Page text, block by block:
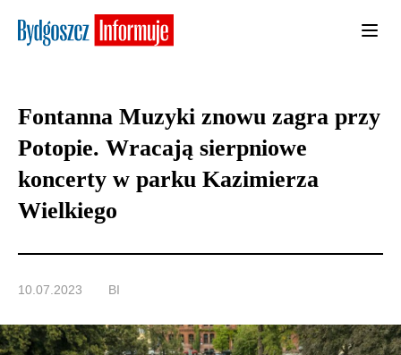
Fontanna Muzyki znowu zagra przy
Potopie. Wracają sierpniowe
koncerty w parku Kazimierza
Wielkiego
10.07.2023 BI